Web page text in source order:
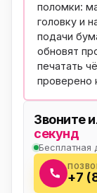
поломки:
головку и
подачи
обновят
печатать
проверено
Звоните
секунд
Бесплатная
+7